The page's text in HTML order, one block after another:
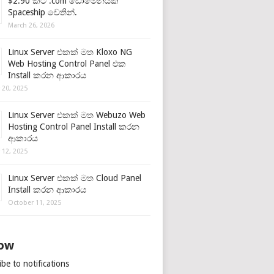
Spaceship වෙතින්.
March 26, 2026
Linux Server එකක් මත Kloxo NG
Web Hosting Control Panel එක
Install කරන ආකාරය
2025
Linux Server එකක් මත Webuzo Web
Hosting Control Panel Install කරන
ආකාරය
2025
Linux Server එකක් මත Cloud Panel
Install කරන ආකාරය
October 11, 2025
to notifications